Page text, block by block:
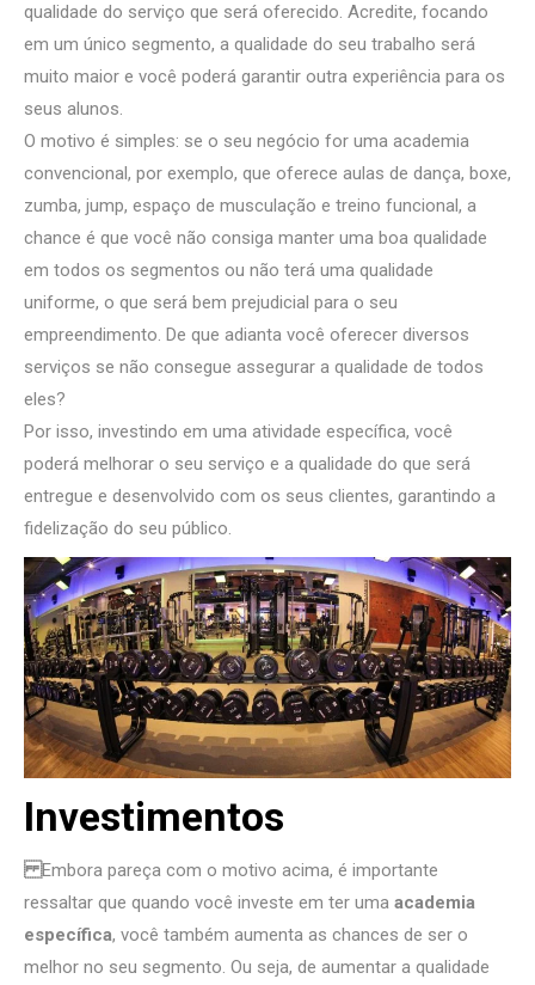
qualidade do serviço que será oferecido. Acredite, focando
em um único segmento, a qualidade do seu trabalho será
muito maior e você poderá garantir outra experiência para os
seus alunos.
O motivo é simples: se o seu negócio for uma academia
convencional, por exemplo, que oferece aulas de dança, boxe,
zumba, jump, espaço de musculação e treino funcional, a
chance é que você não consiga manter uma boa qualidade
em todos os segmentos ou não terá uma qualidade
uniforme, o que será bem prejudicial para o seu
empreendimento. De que adianta você oferecer diversos
serviços se não consegue assegurar a qualidade de todos
eles?
Por isso, investindo em uma atividade específica, você
poderá melhorar o seu serviço e a qualidade do que será
entregue e desenvolvido com os seus clientes, garantindo a
fidelização do seu público.
Investimentos
Embora pareça com o motivo acima, é importante
ressaltar que quando você investe em ter uma academia
específica, você também aumenta as chances de ser o
melhor no seu segmento. Ou seja, de aumentar a qualidade